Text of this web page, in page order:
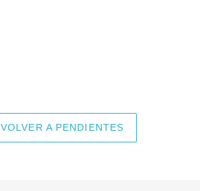
VOLVER A PENDIENTES